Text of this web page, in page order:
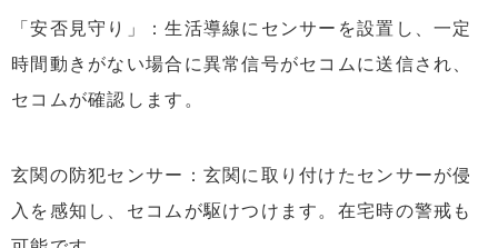
「安否見守り」：生活導線にセンサーを設置し、一定
時間動きがない場合に異常信号がセコムに送信され、
セコムが確認します。
玄関の防犯センサー：玄関に取り付けたセンサーが侵
入を感知し、セコムが駆けつけます。在宅時の警戒も